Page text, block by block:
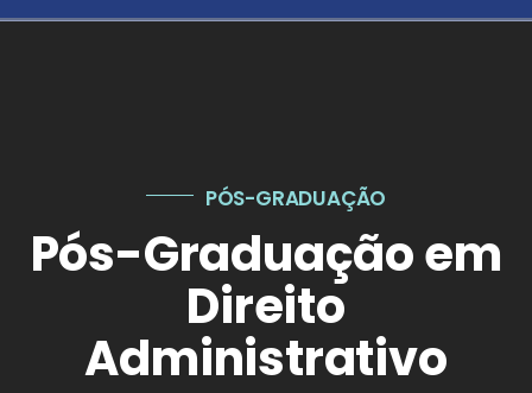
PÓS-GRADUAÇÃO
Pós-Graduação em
Direito
Administrativo